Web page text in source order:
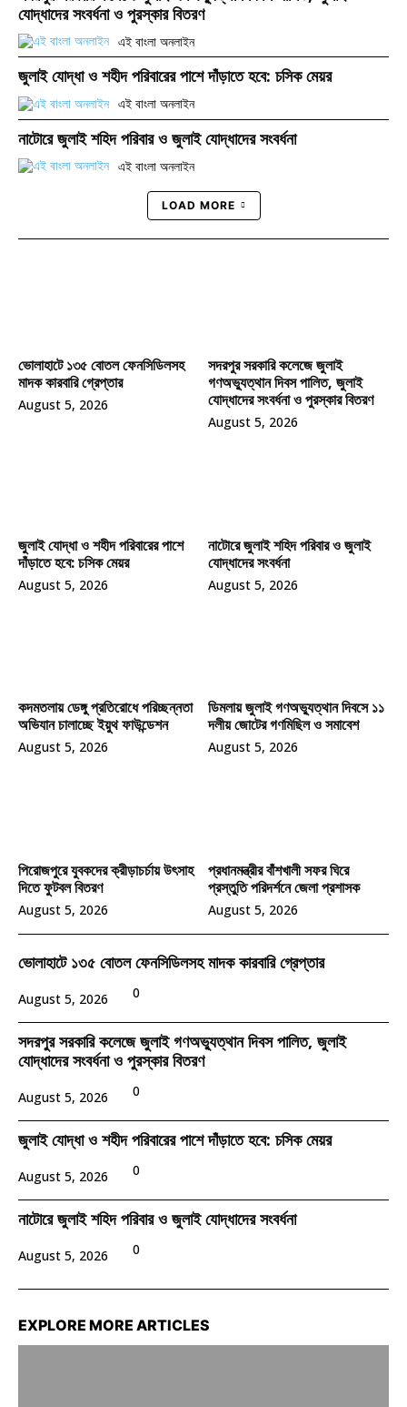
যোদ্ধাদের সংবর্ধনা ও পুরস্কার বিতরণ
এই বাংলা অনলাইন
জুলাই যোদ্ধা ও শহীদ পরিবারের পাশে দাঁড়াতে হবে: চসিক মেয়র
এই বাংলা অনলাইন
নাটোরে জুলাই শহিদ পরিবার ও জুলাই যোদ্ধাদের সংবর্ধনা
এই বাংলা অনলাইন
LOAD MORE
ভোলাহাটে ১৩৫ বোতল ফেনসিডিলসহ
মাদক কারবারি গ্রেপ্তার
August 5, 2026
সদরপুর সরকারি কলেজে জুলাই
গণঅভ্যুত্থান দিবস পালিত, জুলাই
যোদ্ধাদের সংবর্ধনা ও পুরস্কার বিতরণ
August 5, 2026
জুলাই যোদ্ধা ও শহীদ পরিবারের পাশে
দাঁড়াতে হবে: চসিক মেয়র
August 5, 2026
নাটোরে জুলাই শহিদ পরিবার ও জুলাই
যোদ্ধাদের সংবর্ধনা
August 5, 2026
কদমতলায় ডেঙ্গু প্রতিরোধে পরিচ্ছন্নতা
অভিযান চালাচ্ছে ইয়ুথ ফাউন্ডেশন
August 5, 2026
ডিমলায় জুলাই গণঅভ্যুত্থান দিবসে ১১
দলীয় জোটের গণমিছিল ও সমাবেশ
August 5, 2026
পিরোজপুরে যুবকদের ক্রীড়াচর্চায় উৎসাহ
দিতে ফুটবল বিতরণ
August 5, 2026
প্রধানমন্ত্রীর বাঁশখালী সফর ঘিরে
প্রস্তুতি পরিদর্শনে জেলা প্রশাসক
August 5, 2026
ভোলাহাটে ১৩৫ বোতল ফেনসিডিলসহ মাদক কারবারি গ্রেপ্তার
August 5, 2026 0
সদরপুর সরকারি কলেজে জুলাই গণঅভ্যুত্থান দিবস পালিত, জুলাই
যোদ্ধাদের সংবর্ধনা ও পুরস্কার বিতরণ
August 5, 2026 0
জুলাই যোদ্ধা ও শহীদ পরিবারের পাশে দাঁড়াতে হবে: চসিক মেয়র
August 5, 2026 0
নাটোরে জুলাই শহিদ পরিবার ও জুলাই যোদ্ধাদের সংবর্ধনা
August 5, 2026 0
EXPLORE MORE ARTICLES